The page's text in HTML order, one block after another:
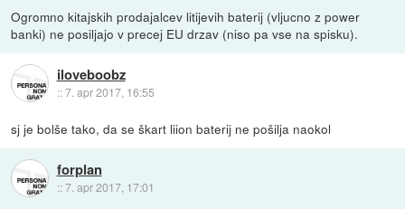
Ogromno kitajskih prodajalcev litijevih baterij (vljucno z power
banki) ne posiljajo v precej EU drzav (niso pa vse na spisku).
iloveboobz
::7. apr 2017, 16:55
sj je bolše tako, da se škart liion baterij ne pošilja naokol
forplan
::7. apr 2017, 17:01